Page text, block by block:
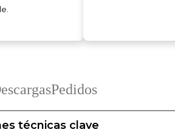
Pedidos
técnicas clave